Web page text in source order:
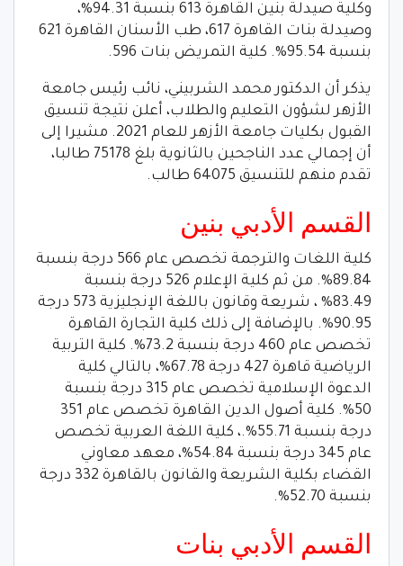
وكلية صيدلة بنين القاهرة 613 بنسبة 94.31%،
وصيدلة بنات القاهرة 617، طب الأسنان القاهرة 621
بنسبة 95.54%. كلية التمريض بنات 596.
يذكر أن الدكتور محمد الشربيني، نائب رئيس جامعة
الأزهر لشؤون التعليم والطلاب، أعلن نتيجة تنسيق
القبول بكليات جامعة الأزهر للعام 2021. مشيرا إلى
أن إجمالي عدد الناجحين بالثانوية بلغ 75178 طالبا،
تقدم منهم للتنسيق 64075 طالب.
القسم الأدبي بنين
كلية اللغات والترجمة تخصص عام 566 درجة بنسبة
89.84%. من ثم كلية الإعلام 526 درجة بنسبة
83.49% ، شريعة وقانون باللغة الإنجليزية 573 درجة
90.95%. بالإضافة إلى ذلك كلية التجارة القاهرة
تخصص عام 460 درجة بنسبة 73.2%. كلية التربية
الرياضية قاهرة 427 درجة 67.78%، بالتالي كلية
الدعوة الإسلامية تخصص عام 315 درجة بنسبة
50%. كلية أصول الدين القاهرة تخصص عام 351
درجة بنسبة 55.71%.، كلية اللغة العربية تخصص
عام 345 درجة بنسبة 54.84%، معهد معاوني
القضاء بكلية الشريعة والقانون بالقاهرة 332 درجة
بنسبة 52.70%.
القسم الأدبي بنات